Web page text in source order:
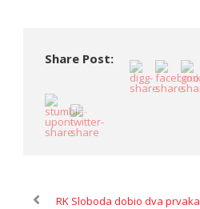
Share Post:
RK Sloboda dobio dva prvaka